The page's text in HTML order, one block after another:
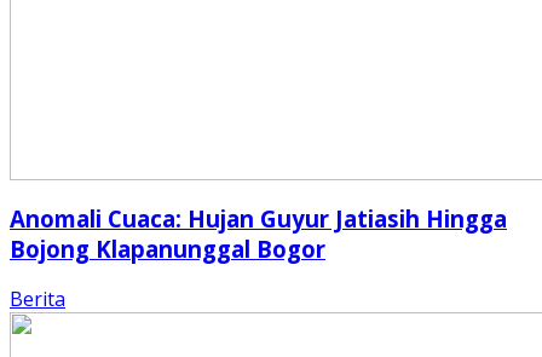
Anomali Cuaca: Hujan Guyur Jatiasih Hingga
Bojong Klapanunggal Bogor
Berita